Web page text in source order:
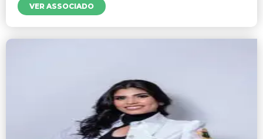
VER ASSOCIADO